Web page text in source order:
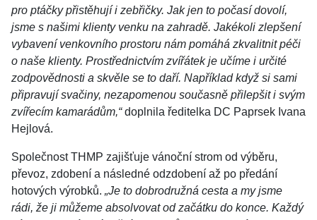
pro ptáčky přistěhují i zebřičky. Jak jen to počasí dovolí,
jsme s našimi klienty venku na zahradě. Jakékoli zlepšení
vybavení venkovního prostoru nám pomáhá zkvalitnit péči
o naše klienty. Prostřednictvím zvířátek je učíme i určité
zodpovědnosti a skvěle se to daří. Například když si sami
připravují svačiny, nezapomenou současně přilepšit i svým
zvířecím kamarádům,“doplnila ředitelka DC Paprsek Ivana
Hejlová.
Společnost THMP zajišťuje vánoční strom od výběru,
převoz, zdobení a následné odzdobení až po předání
hotových výrobků. „Je to dobrodružná cesta a my jsme
rádi, že ji můžeme absolvovat od začátku do konce. Každý